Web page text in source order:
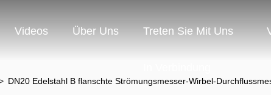
Videos Über Uns Treten Sie Mit Uns
DN20 Edelstahl B flanschte Strömungsmesser-Wirbel-